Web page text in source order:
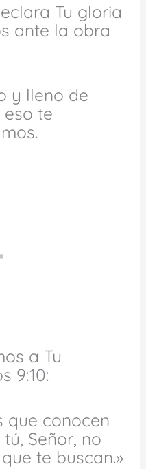
Tu gloria
ante la obra
y lleno de
te
a Tu
9:10:
que conocen
Señor, no
te buscan.»